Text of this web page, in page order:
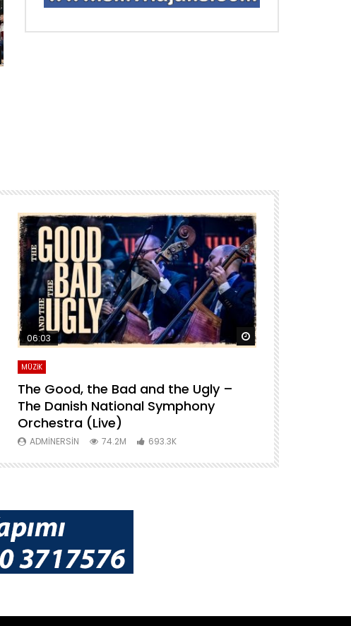
Daha sonra izle
Daha sonra izle Daha sonra izle
06:03
MÜZİK
The Good, the Bad and the Ugly –
The Danish National Symphony
Orchestra (Live)
ADMINERSIN 74.2M 693.3K
For A Few
National